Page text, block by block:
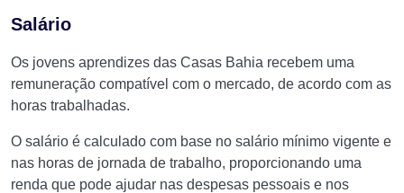
Salário
Os jovens aprendizes das Casas Bahia recebem uma
remuneração compatível com o mercado, de acordo com as
horas trabalhadas.
O salário é calculado com base no salário mínimo vigente e
nas horas de jornada de trabalho, proporcionando uma
renda que pode ajudar nas despesas pessoais e nos